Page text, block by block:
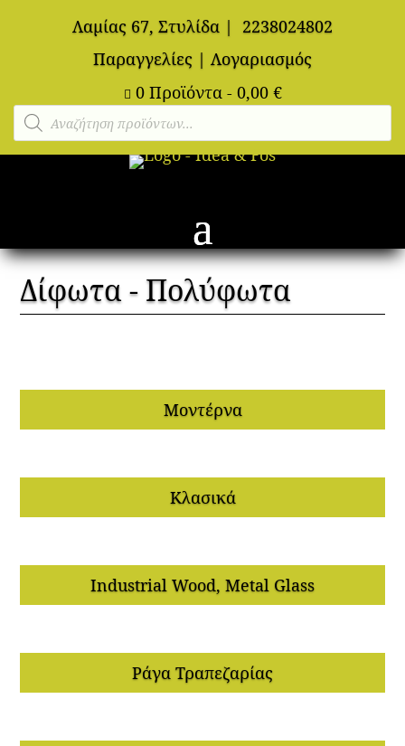
Λαμίας 67, Στυλίδα |
2238024802
Παραγγελίες | Λογαριασμός
 0 Προϊόντα - 0,00 €
Αναζήτηση
προϊόντων
Δίφωτα - Πολύφωτα
Μοντέρνα
Κλασικά
Industrial Wood, Metal Glass
Ράγα Τραπεζαρίας